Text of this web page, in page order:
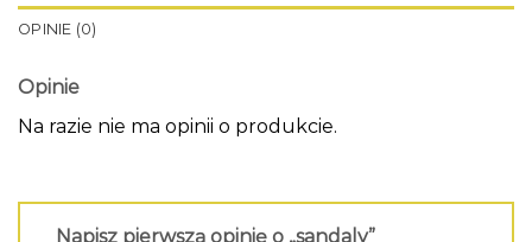
OPINIE (0)
Opinie
Na razie nie ma opinii o produkcie.
Napisz pierwszą opinię o „sandaly”